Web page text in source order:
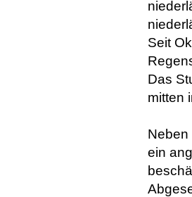
Seit
Das
mitten
Neben
ein